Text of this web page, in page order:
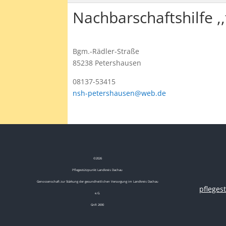
Nachbarschaftshilfe
Bgm.-Rädler-Straße
85238 Petershausen
08137-53415
nsh-petershausen@web.de
©2026
Pflegestützpunkt Landkreis Dachau
Genossenschaft zur Stärkung der gesundheitlichen Versorgung im Landkreis Dachau
e.G.
GnR 2690